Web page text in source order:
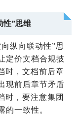
性”思维
纵向联动性”思
定价文档合规披
时，文档前后章
现前后章节矛盾
时，要注意集团
的一致性。